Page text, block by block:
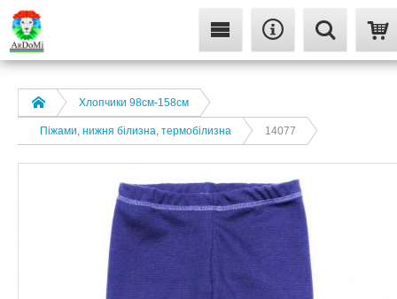
Хлопчики 98см-158см
Піжами, нижня білизна, термобілизна 14077